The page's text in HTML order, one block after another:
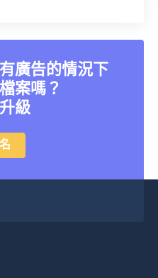
廣告的情況下
案嗎？
級